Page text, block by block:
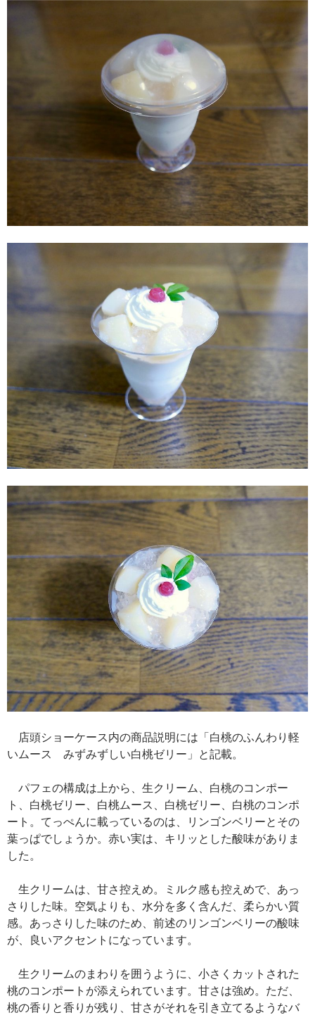
店頭ショーケース内の商品説明には「白桃のふんわり軽
いムース みずみずしい白桃ゼリー」と記載。
パフェの構成は上から、生クリーム、白桃のコンポー
ト、白桃ゼリー、白桃ムース、白桃ゼリー、白桃のコンポ
ート。てっぺんに載っているのは、リンゴンベリーとその
葉っぱでしょうか。赤い実は、キリッとした酸味がありま
した。
生クリームは、甘さ控えめ。ミルク感も控えめで、あっ
さりした味。空気よりも、水分を多く含んだ、柔らかい質
感。あっさりした味のため、前述のリンゴンベリーの酸味
が、良いアクセントになっています。
生クリームのまわりを囲うように、小さくカットされた
桃のコンポートが添えられています。甘さは強め。ただ、
桃の香りと香りが残り、甘さがそれを引き立てるようなバ